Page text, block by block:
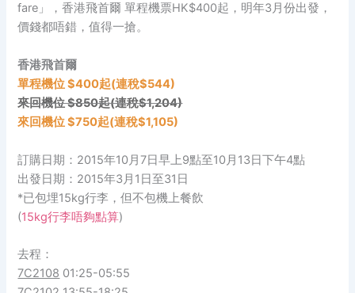
fare」，香港飛首爾 單程機票HK$400起，明年3月份出發，
價錢都唔錯，值得一搶。
香港飛首爾
單程機位 $400起(連稅$544)
來回機位 $850起(連稅$1,204)
來回機位 $750起(連稅$1,105)
訂購日期：2015年10月7日早上9點至10月13日下午4點
出發日期：2015年3月1日至31日
*已包埋15kg行李，但不包機上餐飲
(15kg行李唔夠點算)
去程：
7C2108 01:25-05:55